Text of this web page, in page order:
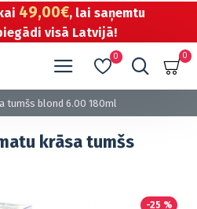
49,00€, lai saņemtu
visā Latvijā!
0 0
tumšs blond 6.00 180ml
krāsa tumšs
-25 %